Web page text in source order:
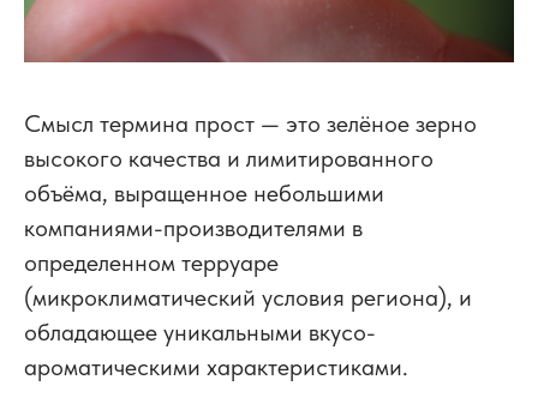
Смысл термина прост — это зелёное зерно
высокого качества и лимитированного
объёма, выращенное небольшими
компаниями-производителями в
определенном терруаре
(микроклиматический условия региона), и
обладающее уникальными вкусо-
ароматическими характеристиками.